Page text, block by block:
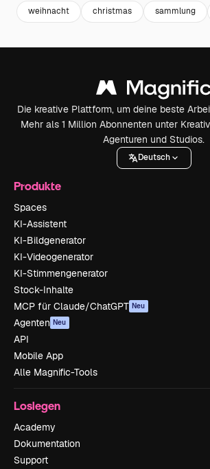
weihnacht christmas sammlung
Die kreative Plattform, um deine beste
Mehr als 1 Million Abonnenten unter
Agenturen und Studios.
Deutsch
Produkte
Spaces
KI-Assistent
KI-Bildgenerator
KI-Videogenerator
KI-Stimmengenerator
Stock-Inhalte
MCP für Claude/ChatGPT Neu
Agenten Neu
API
Mobile App
Alle Magnific-Tools
Loslegen
Academy
Dokumentation
Support